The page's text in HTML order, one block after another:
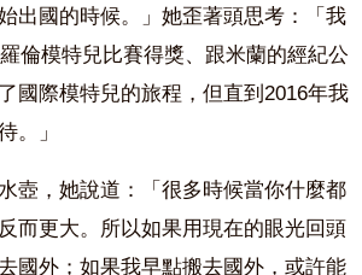
出國的時候。」她歪著頭思考：「我
倫模特兒比賽得獎、跟米蘭的經紀公
國際模特兒的旅程，但直到2016年我
。」
壺，她說道：「很多時候當你什麼都
而更大。所以如果用現在的眼光回頭
國外；如果我早點搬去國外，或許能